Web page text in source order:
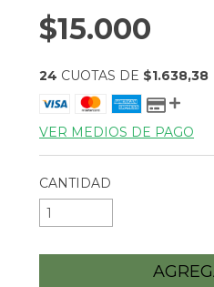
$15.000
24 CUOTAS DE $1.638,38
VER MEDIOS DE PAGO
CANTIDAD